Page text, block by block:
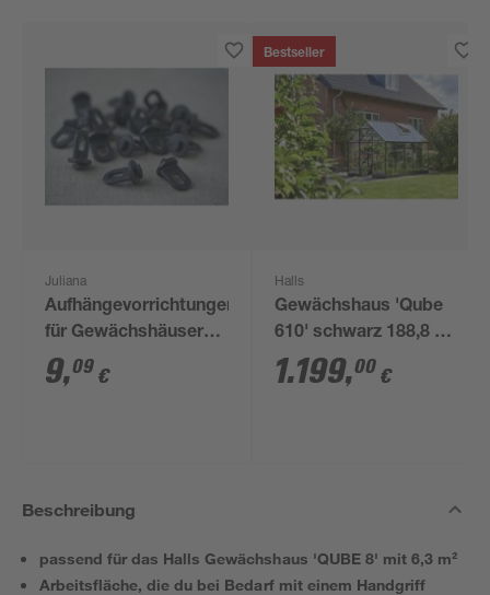
Juliana
Aufhängevorrichtungen
für Gewächshäuser
schwarz 20 Stück
9,09 €
Bestseller
Halls
Gewächshaus 'Qube
610' schwarz 188,8 x
312,6 cm mit 3 mm
Sicherheitsglas
1.199,00 €
Beschreibung
passend für das Halls Gewächshaus 'QUBE 8' mit 6,3 m²
Arbeitsfläche, die du bei Bedarf mit einem Handgriff